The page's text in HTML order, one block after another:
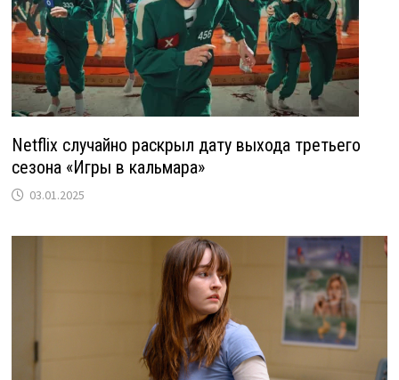
Netflix случайно раскрыл дату выхода третьего
сезона «Игры в кальмара»
03.01.2025